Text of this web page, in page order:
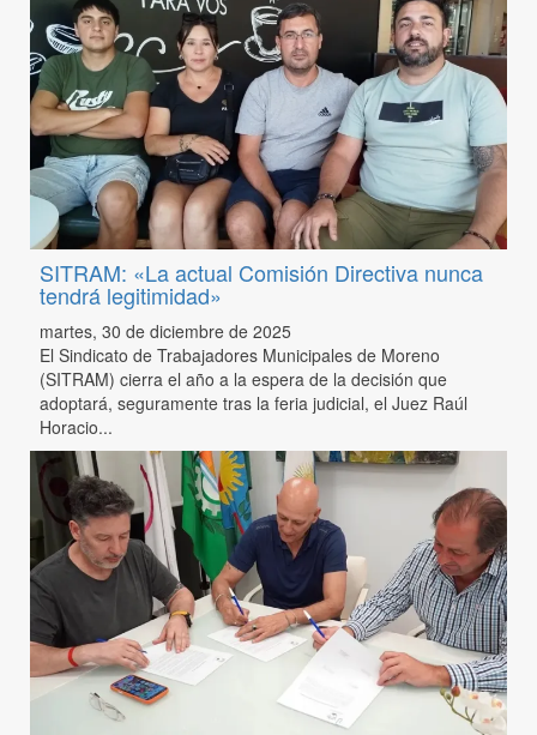
SITRAM: «La actual Comisión Directiva nunca
tendrá legitimidad»
martes, 30 de diciembre de 2025
El Sindicato de Trabajadores Municipales de Moreno
(SITRAM) cierra el año a la espera de la decisión que
adoptará, seguramente tras la feria judicial, el Juez Raúl
Horacio...